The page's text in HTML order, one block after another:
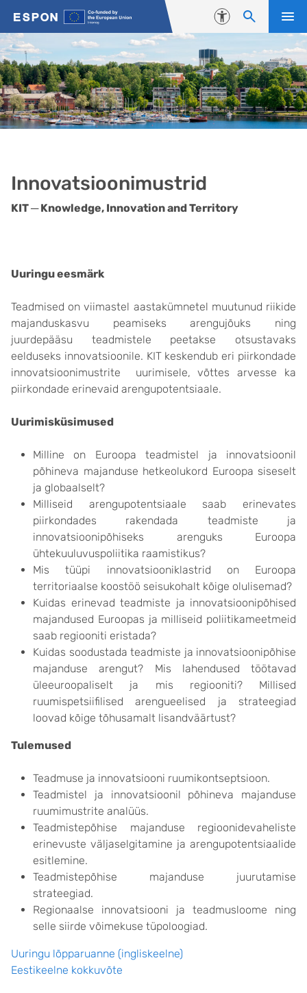
Liigu edasi põhisisu juurde
Juurdepääsetavus
Innovatsioonimustrid
KIT ─ Knowledge, Innovation and Territory
Uuringu eesmärk
Teadmised on viimastel aastakümnetel muutunud riikide
majanduskasvu peamiseks arengujõuks ning
juurdepääsu teadmistele peetakse otsustavaks
eelduseks innovatsioonile. KIT keskendub eri piirkondade
innovatsioonimustrite uurimisele, võttes arvesse ka
piirkondade erinevaid arengupotentsiaale.
Uurimisküsimused
Milline on Euroopa teadmistel ja innovatsioonil
põhineva majanduse hetkeolukord Euroopa siseselt
ja globaalselt?
Milliseid arengupotentsiaale saab erinevates
piirkondades rakendada teadmiste ja
innovatsioonipõhiseks arenguks Euroopa
ühtekuuluvuspoliitika raamistikus?
Mis tüüpi innovatsiooniklastrid on Euroopa
territoriaalse koostöö seisukohalt kõige olulisemad?
Kuidas erinevad teadmiste ja innovatsioonipõhised
majandused Euroopas ja milliseid poliitikameetmeid
saab regiooniti eristada?
Kuidas soodustada teadmiste ja innovatsioonipõhise
majanduse arengut? Mis lahendused töötavad
üleeuroopaliselt ja mis regiooniti? Millised
ruumispetsiifilised arengueelised ja strateegiad
loovad kõige tõhusamalt lisandväärtust?
Tulemused
Teadmuse ja innovatsiooni ruumikontseptsioon.
Teadmistel ja innovatsioonil põhineva majanduse
ruumimustrite analüüs.
Teadmistepõhise majanduse regioonidevaheliste
erinevuste väljaselgitamine ja arengupotentsiaalide
esitlemine.
Teadmistepõhise majanduse juurutamise
strateegiad.
Regionaalse innovatsiooni ja teadmusloome ning
selle siirde võimekuse tüpoloogiad.
Uuringu lõpparuanne (ingliskeelne)
Eestikeelne kokkuvõte